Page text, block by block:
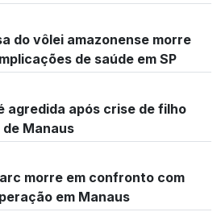
do vôlei amazonense morre
de saúde em SP
agredida após crise de filho
Manaus
morre em confronto com
em Manaus